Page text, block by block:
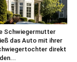
Schwiegermutter
das Auto mit ihrer
direkt